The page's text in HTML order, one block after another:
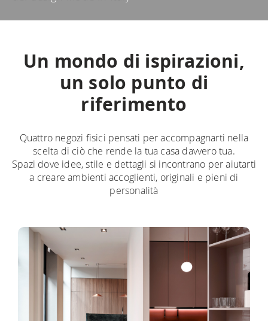
Un mondo di ispirazioni,
un solo punto di
riferimento
Quattro negozi fisici pensati per accompagnarti nella
scelta di ciò che rende la tua casa davvero tua.
Spazi dove idee, stile e dettagli si incontrano per aiutarti
a creare ambienti accoglienti, originali e pieni di
personalità